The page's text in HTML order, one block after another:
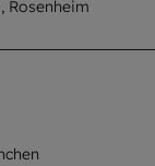
Rosenheim